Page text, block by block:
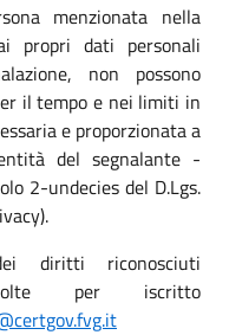
menzionata nella
propri dati personali
non possono
il tempo e nei limiti in
e proporzionata a
del segnalante -
2-undecies del D.Lgs.
diritti riconosciuti
per iscritto